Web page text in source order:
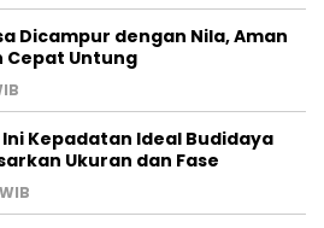
Dicampur dengan Nila, Aman
Cepat Untung
Kepadatan Ideal Budidaya
Ukuran dan Fase